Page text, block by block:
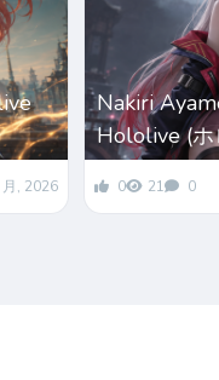
月, 2026
Nakiri
Hololive (ホ
0 21 0